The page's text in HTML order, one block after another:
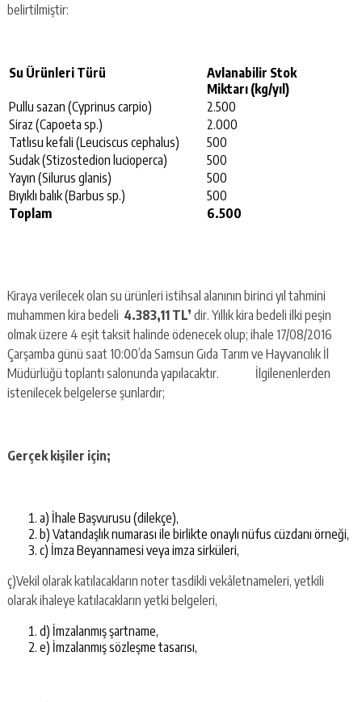
belirtilmiştir:
Su Ürünleri Türü
Avlanabilir Stok
Miktarı (kg/yıl)
Pullu sazan (Cyprinus carpio)
2.500
Siraz (Capoeta sp.)
2.000
Tatlısu kefali (Leuciscus cephalus)
500
Sudak (Stizostedion lucioperca)
500
Yayın (Silurus glanis)
500
Bıyıklı balık (Barbus sp.)
500
Toplam
6.500
Kiraya verilecek olan su ürünleri istihsal alanının birinci yıl tahmini
muhammen kira bedeli 4.383,11 TL’ dir. Yıllık kira bedeli ilki peşin
olmak üzere 4 eşit taksit halinde ödenecek olup; ihale 17/08/2016
Çarşamba günü saat 10:00’da Samsun Gıda Tarım ve Hayvancılık İl
Müdürlüğü toplantı salonunda yapılacaktır. İlgilenenlerden
istenilecek belgelerse şunlardır;
Gerçek kişiler için;
a) İhale Başvurusu (dilekçe),
b) Vatandaşlık numarası ile birlikte onaylı nüfus cüzdanı örneği,
c) İmza Beyannamesi veya imza sirküleri,
ç)Vekil olarak katılacakların noter tasdikli vekâletnameleri, yetkili
olarak ihaleye katılacakların yetki belgeleri,
d) İmzalanmış şartname,
e) İmzalanmış sözleşme tasarısı,